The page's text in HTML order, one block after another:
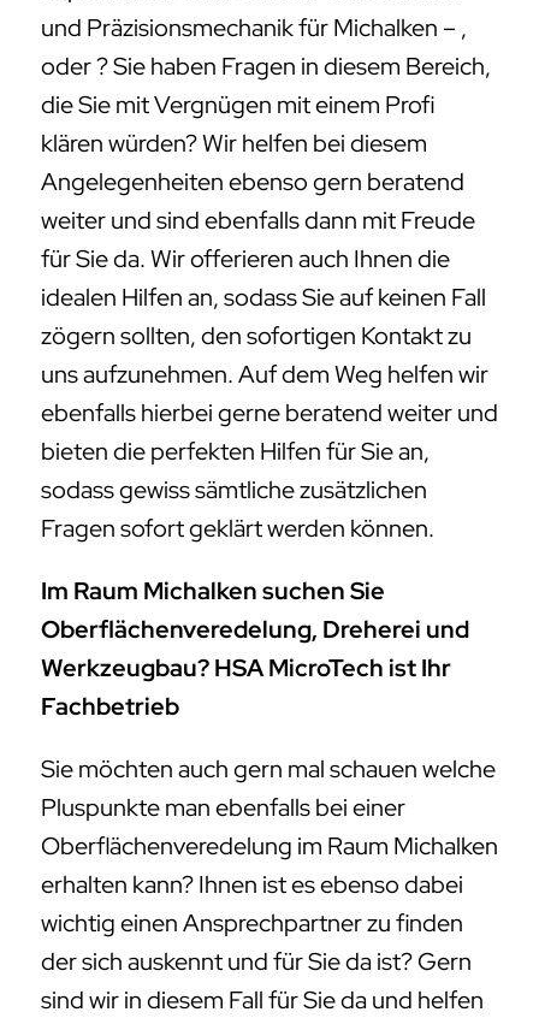
und Präzisionsmechanik für Michalken – ,
oder ? Sie haben Fragen in diesem Bereich,
die Sie mit Vergnügen mit einem Profi
klären würden? Wir helfen bei diesem
Angelegenheiten ebenso gern beratend
weiter und sind ebenfalls dann mit Freude
für Sie da. Wir offerieren auch Ihnen die
idealen Hilfen an, sodass Sie auf keinen Fall
zögern sollten, den sofortigen Kontakt zu
uns aufzunehmen. Auf dem Weg helfen wir
ebenfalls hierbei gerne beratend weiter und
bieten die perfekten Hilfen für Sie an,
sodass gewiss sämtliche zusätzlichen
Fragen sofort geklärt werden können.
Im Raum Michalken suchen Sie
Oberflächenveredelung, Dreherei und
Werkzeugbau? HSA MicroTech ist Ihr
Fachbetrieb
Sie möchten auch gern mal schauen welche
Pluspunkte man ebenfalls bei einer
Oberflächenveredelung im Raum Michalken
erhalten kann? Ihnen ist es ebenso dabei
wichtig einen Ansprechpartner zu finden
der sich auskennt und für Sie da ist? Gern
sind wir in diesem Fall für Sie da und helfen